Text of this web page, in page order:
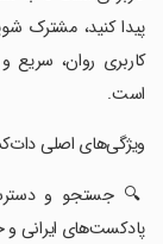
پیدا کنید، مشترک
کاربری روان،
است.
‏‏ویژگی‌های اصلی
‏‏🔍 جستجو و
پادکست‌های ایرانی